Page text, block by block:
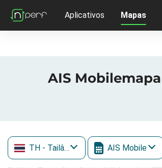
Aplicativos Mapas
AIS Mobilemapa
TH - Tailândia AIS Mobile